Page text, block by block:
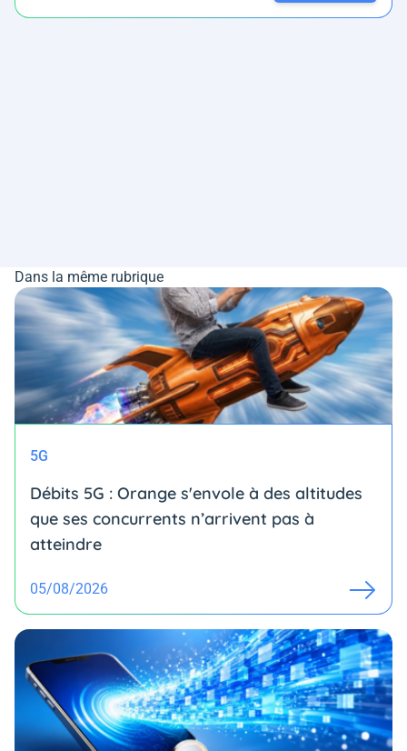
Dans la même rubrique
5G
Débits 5G : Orange s'envole à des altitudes
que ses concurrents n’arrivent pas à
atteindre
05/08/2026